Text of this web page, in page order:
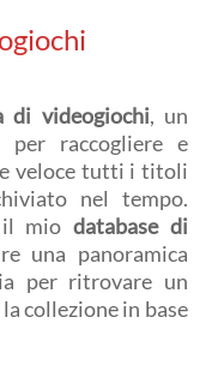
di videogiochi, un
per raccogliere e
veloce tutti i titoli
nel tempo.
il miodatabase di
una panoramica
per ritrovare un
collezione in base